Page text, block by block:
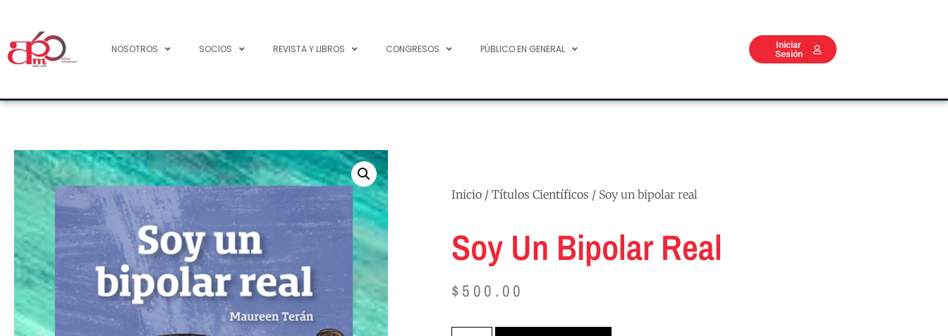
NOSOTROS SOCIOS REVISTA Y LIBROS CONGRESOS PÚBLICO EN GENERAL
Iniciar
Sesión
Inicio / Títulos Científicos / Soy un bipolar real
Soy Un Bipolar Real
$ 500.00